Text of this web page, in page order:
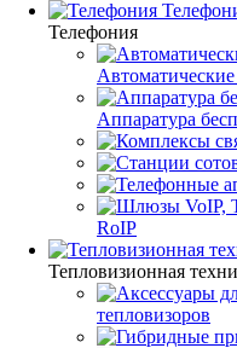
Телефония
Аппаратура
RoIP
Тепловизионная
тепловизоров